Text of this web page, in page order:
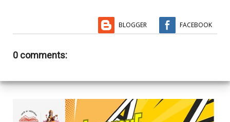
BLOGGER FACEBOOK
0 comments: